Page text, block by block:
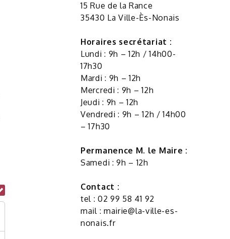
15 Rue de la Rance
35430 La Ville-Ès-Nonais
Horaires secrétariat :
Lundi : 9h – 12h / 14h00-
17h30
Mardi : 9h – 12h
Mercredi : 9h – 12h
Jeudi : 9h – 12h
Vendredi : 9h – 12h / 14h00
– 17h30
Permanence M. le Maire :
Samedi : 9h – 12h
Contact :
tel : 02 99 58 41 92
mail : mairie@la-ville-es-
nonais.fr